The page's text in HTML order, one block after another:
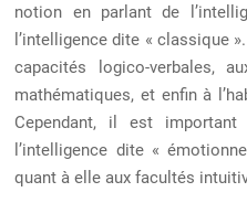
notion en parlant de
l’intelligence dite « classique
capacités logico-verbales,
mathématiques, et enfin à
Cependant, il est
l’intelligence dite «
quant à elle aux facultés